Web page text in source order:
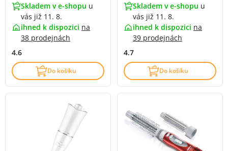
Skladem v e-shopu u
vás již 11. 8.
ihned k dispozici na
38 prodejnách
4.6
Do košíku
Skladem v e-shopu u
vás již 11. 8.
ihned k dispozici na
39 prodejnách
4.7
Do košíku